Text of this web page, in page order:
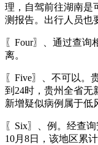
理，自驾前往湖南是
测报告。出行人员也
〖Four〗、通过查
离。
〖Five〗、不可以。
到24时，贵州全省无
新增疑似病例属于低
〖Six〗、例。经查
10月8日，该地区累